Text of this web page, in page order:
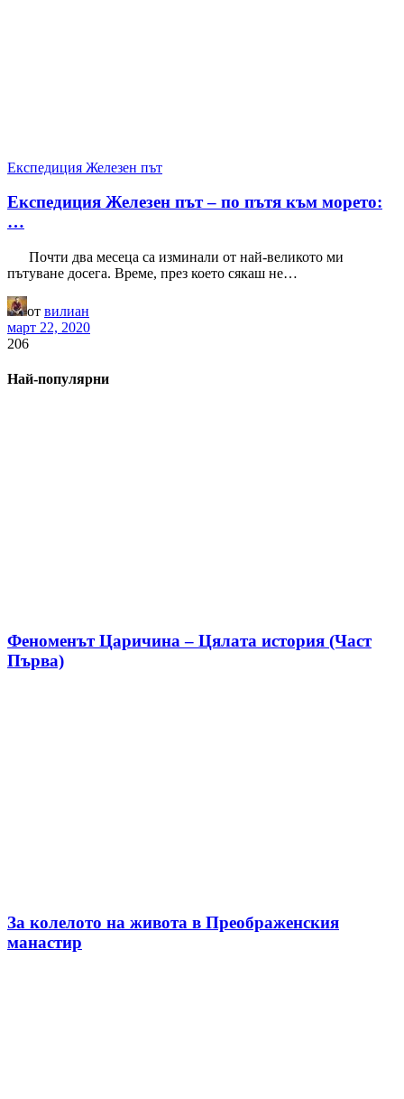
Експедиция Железен път
Експедиция Железен път – по пътя към морето:
…
Почти два месеца са изминали от най-великото ми
пътуване досега. Време, през което сякаш не…
от вилиан
март 22, 2020
206
Най-популярни
Феноменът Царичина – Цялата история (Част
Първа)
За колелото на живота в Преображенския
манастир